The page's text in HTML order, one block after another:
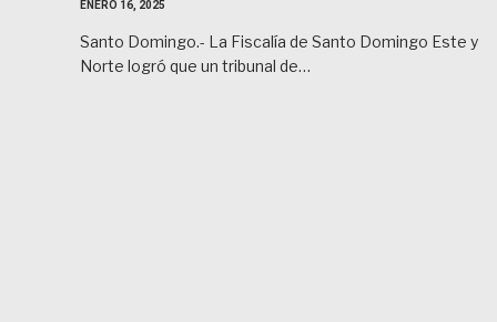
ENERO 16, 2025
Santo Domingo.- La Fiscalía de Santo Domingo Este y
Norte logró que un tribunal de…